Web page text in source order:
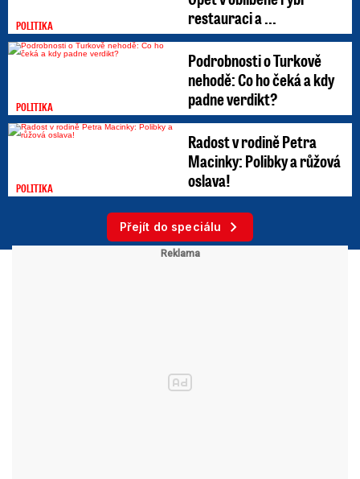
POLITIKA
restauraci a ...
POLITIKA
Podrobnosti o Turkově
nehodě: Co ho čeká a kdy
padne verdikt?
POLITIKA
Radost v rodině Petra
Macinky: Polibky a růžová
oslava!
Přejít do speciálu